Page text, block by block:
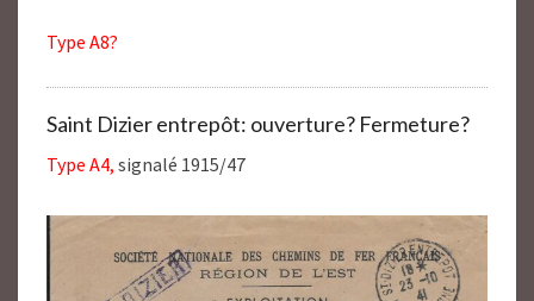
Type A8?
Saint Dizier entrepôt: ouverture? Fermeture?
Type A4, signalé 1915/47